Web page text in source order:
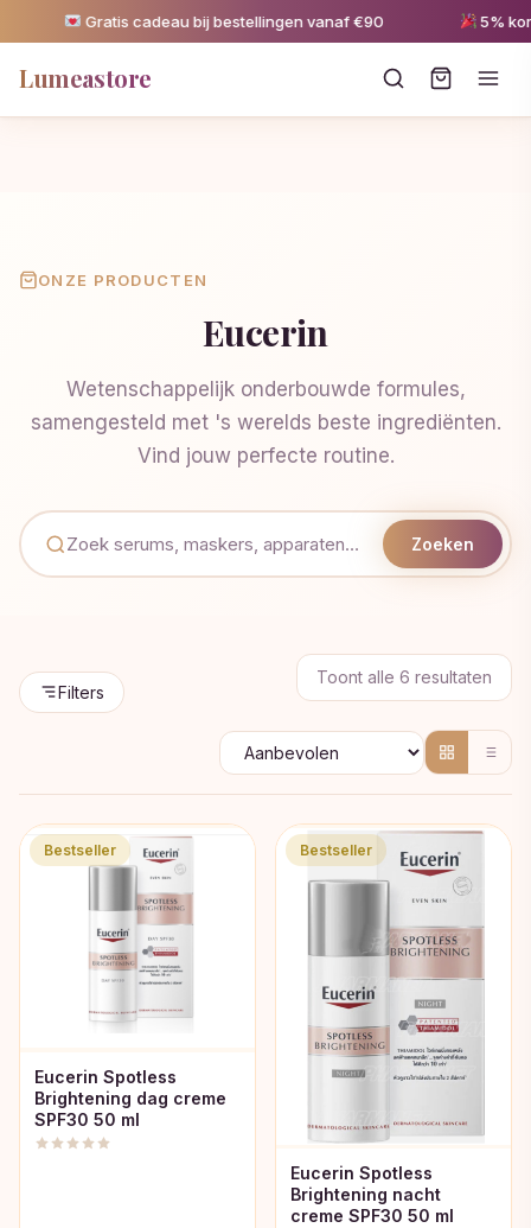
Gratis cadeau bij bestellingen vanaf €90 5%
Lumeastore
ONZE PRODUCTEN
Eucerin
Wetenschappelijk onderbouwde formules,
samengesteld met 's werelds beste ingrediënten.
Vind jouw perfecte routine.
Zoeken
Filters
Toont alle 6 resultaten
op
Bestseller
Eucerin Spotless
Brightening dag creme
SPF30 50 ml
Bestseller
Eucerin Spotless
Brightening nacht
creme SPF30 50 ml